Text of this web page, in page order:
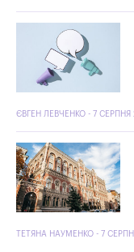
ЄВГЕН ЛЕВЧЕНКО - 7 СЕРПНЯ
ТЕТЯНА НАУМЕНКО - 7